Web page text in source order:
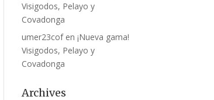
Visigodos, Pelayo y
Covadonga
umer23cofen¡Nueva gama!
Visigodos, Pelayo y
Covadonga
Archives